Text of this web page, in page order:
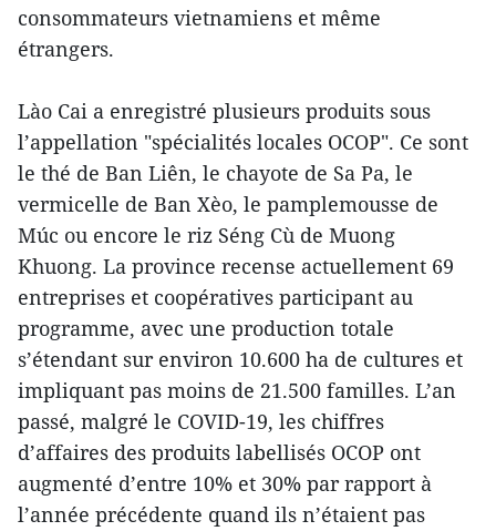
consommateurs vietnamiens et même
étrangers.
Lào Cai a enregistré plusieurs produits sous
l’appellation "spécialités locales OCOP". Ce sont
le thé de Ban Liên, le chayote de Sa Pa, le
vermicelle de Ban Xèo, le pamplemousse de
Múc ou encore le riz Séng Cù de Muong
Khuong. La province recense actuellement 69
entreprises et coopératives participant au
programme, avec une production totale
s’étendant sur environ 10.600 ha de cultures et
impliquant pas moins de 21.500 familles. L’an
passé, malgré le COVID-19, les chiffres
d’affaires des produits labellisés OCOP ont
augmenté d’entre 10% et 30% par rapport à
l’année précédente quand ils n’étaient pas